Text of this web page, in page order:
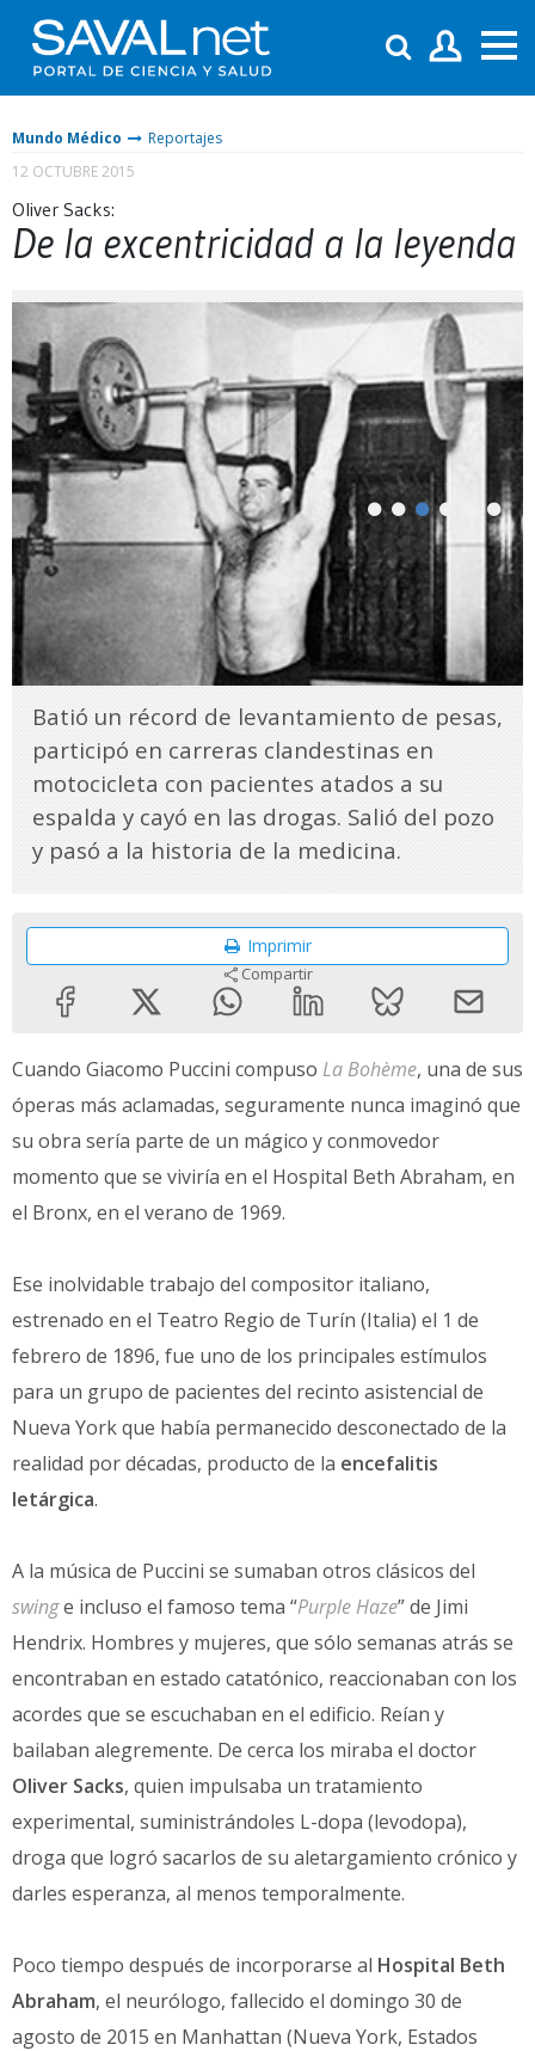
Mundo Médico
Reportajes
12 OCTUBRE 2015
Oliver Sacks:
De la excentricidad a la leyenda
Batió un récord de levantamiento de pesas,
participó en carreras clandestinas en
motocicleta con pacientes atados a su
espalda y cayó en las drogas. Salió del pozo
y pasó a la historia de la medicina.
Imprimir
Compartir
Cuando Giacomo Puccini compuso La Bohème, una de sus
óperas más aclamadas, seguramente nunca imaginó que
su obra sería parte de un mágico y conmovedor
momento que se viviría en el Hospital Beth Abraham, en
el Bronx, en el verano de 1969.
Ese inolvidable trabajo del compositor italiano,
estrenado en el Teatro Regio de Turín (Italia) el 1 de
febrero de 1896, fue uno de los principales estímulos
para un grupo de pacientes del recinto asistencial de
Nueva York que había permanecido desconectado de la
realidad por décadas, producto de la encefalitis
letárgica.
A la música de Puccini se sumaban otros clásicos del
swinge incluso el famoso tema “Purple Haze” de Jimi
Hendrix. Hombres y mujeres, que sólo semanas atrás se
encontraban en estado catatónico, reaccionaban con los
acordes que se escuchaban en el edificio. Reían y
bailaban alegremente. De cerca los miraba el doctor
Oliver Sacks, quien impulsaba un tratamiento
experimental, suministrándoles L-dopa (levodopa),
droga que logró sacarlos de su aletargamiento crónico y
darles esperanza, al menos temporalmente.
Poco tiempo después de incorporarse al Hospital Beth
Abraham, el neurólogo, fallecido el domingo 30 de
agosto de 2015 en Manhattan (Nueva York, Estados